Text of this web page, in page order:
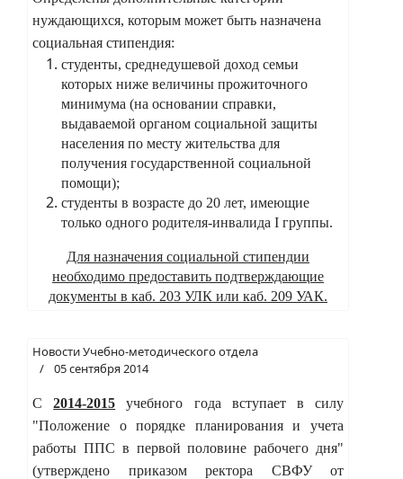
нуждающихся, которым может быть назначена
социальная стипендия:
студенты, среднедушевой доход семьи
которых ниже величины прожиточного
минимума (на основании справки,
выдаваемой органом социальной защиты
населения по месту жительства для
получения государственной социальной
помощи);
студенты в возрасте до 20 лет, имеющие
только одного родителя-инвалида I группы.
Для назначения социальной стипендии
необходимо предоставить подтверждающие
документы в каб. 203 УЛК или каб. 209 УАК.
Новости Учебно-методического отдела
05 сентября 2014
С2014-2015 учебного года вступает в силу
"Положение о порядке планирования и учета
работы ППС в первой половине рабочего дня"
(утверждено приказом ректора СВФУ от